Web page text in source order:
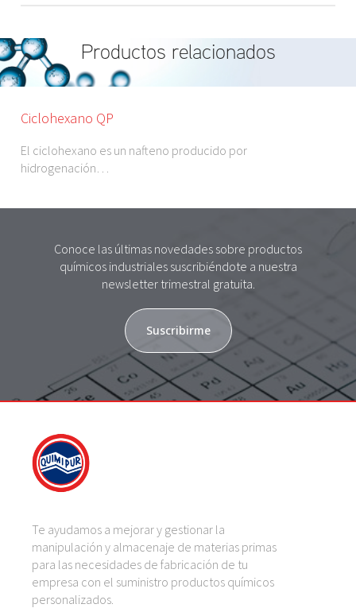
Productos relacionados
Ciclohexano QP
El ciclohexano es un nafteno producido por
hidrogenación…
Conoce las últimas novedades sobre productos
químicos industriales suscribiéndote a nuestra
newsletter trimestral gratuita.
Suscribirme
Te ayudamos a mejorar y gestionar la
manipulación y almacenaje de materias primas
para las necesidades de fabricación de tu
empresa con el suministro productos químicos
personalizados.